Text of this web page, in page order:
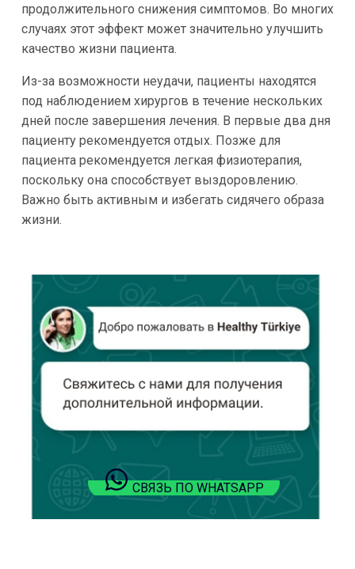
продолжительного снижения симптомов. Во многих
случаях этот эффект может значительно улучшить
качество жизни пациента.
Из-за возможности неудачи, пациенты находятся
под наблюдением хирургов в течение нескольких
дней после завершения лечения. В первые два дня
пациенту рекомендуется отдых. Позже для
пациента рекомендуется легкая физиотерапия,
поскольку она способствует выздоровлению.
Важно быть активным и избегать сидячего образа
жизни.
СВЯЗЬ ПО WHATSAPP